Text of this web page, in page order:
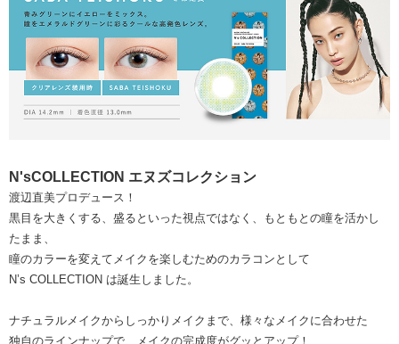
N'sCOLLECTION エヌズコレクション
渡辺直美プロデュース！
黒目を大きくする、盛るといった視点ではなく、もともとの瞳を活かし
たまま、
瞳のカラーを変えてメイクを楽しむためのカラコンとして
N’s COLLECTION は誕生しました。
ナチュラルメイクからしっかりメイクまで、様々なメイクに合わせた
独自のラインナップで、メイクの完成度がグッとアップ！